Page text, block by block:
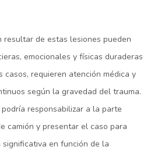
resultar de estas lesiones pueden
emocionales y físicas duraderas
casos, requieren atención médica y
según la gravedad del trauma.
responsabilizar a la parte
camión y presentar el caso para
en función de la